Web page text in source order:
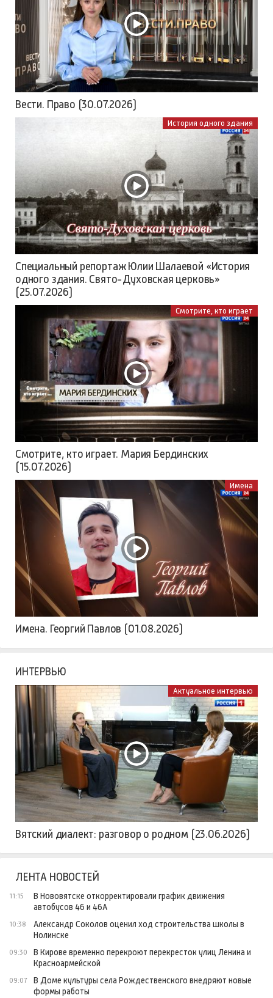
Вести. Право (30.07.2026)
История одного здания
Специальный репортаж Юлии Шалаевой «История
одного здания. Свято-Духовская церковь»
(25.07.2026)
Смотрите, кто играет
Смотрите, кто играет. Мария Бердинских
(15.07.2026)
Имена
Имена. Георгий Павлов (01.08.2026)
ИНТЕРВЬЮ
Актуальное интервью
Вятский диалект: разговор о родном (23.06.2026)
ЛЕНТА НОВОСТЕЙ
11:15
В Нововятске откорректировали график движения
автобусов 46 и 46А
10:38
Александр Соколов оценил ход строительства школы в
Нолинске
09:30
В Кирове временно перекроют перекресток улиц Ленина и
Красноармейской
09:07
В Доме культуры села Рождественского внедряют новые
формы работы